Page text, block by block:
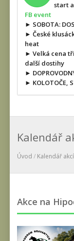
start
FB event
► SOBOTA:
► České
heat
► Velká cena
další dostihy
►
► KOLOTOČE,
Kalendář
Úvod / Kalendář akcí
Akce na